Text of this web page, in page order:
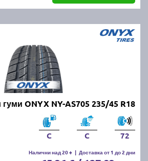
ONYX NY-AS705 235/45 R18
C C 72
Налични над 20 + | Доставка от 1 до 2 дни